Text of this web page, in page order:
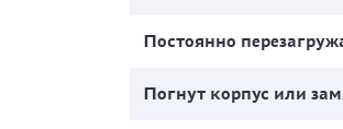
Постоянно
Погнут корпус или